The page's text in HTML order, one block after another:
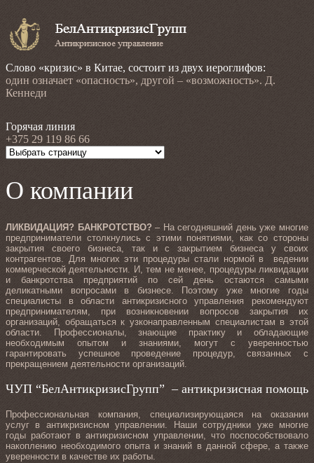
Слово «кризис» в Китае, состоит из двух иероглифов:
один означает «опасность», другой – «возможность». Д.
Кеннеди
Горячая линия
+375 29 119 86 66
О компании
ЛИКВИДАЦИЯ? БАНКРОТСТВО? – На сегодняшний день уже многие
предприниматели столкнулись с этими понятиями, как со стороны
закрытия своего бизнеса, так и с закрытием бизнеса у своих
контрагентов. Для многих эти процедуры стали нормой в ведении
коммерческой деятельности. И, тем не менее, процедуры ликвидации
и банкротства предприятий по сей день остаются самыми
деликатными вопросами в бизнесе. Поэтому уже многие годы
специалисты в области антикризисного управления рекомендуют
предпринимателям, при возникновении вопросов закрытия их
организаций, обращаться к узконаправленным специалистам в этой
области. Профессионалы, знающие практику и обладающие
необходимым опытом и знаниями, могут с уверенностью
гарантировать успешное проведение процедур, связанных с
прекращением деятельности организаций.
ЧУП “БелАнтикризисГрупп” – антикризисная помощь
Профессиональная компания, специализирующаяся на оказании
услуг в антикризисном управлении. Наши сотрудники уже многие
годы работают в антикризисном управлении, что поспособствовало
накоплению необходимого опыта и знаний в данной сфере, а также
уверенности в качестве их работы.